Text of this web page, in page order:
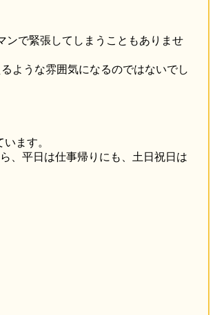
ンで緊張してしまうこともありませ
ような雰囲気になるのではないでし
ます。
、平日は仕事帰りにも、土日祝日は